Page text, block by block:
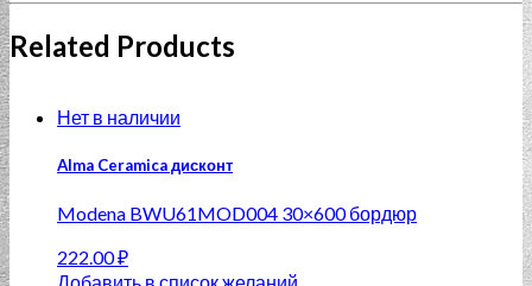
Related Products
Нет в наличии
Alma Ceramica дисконт
Modena BWU61MOD004 30×600 бордюр
222.00₽
Добавить в список желаний